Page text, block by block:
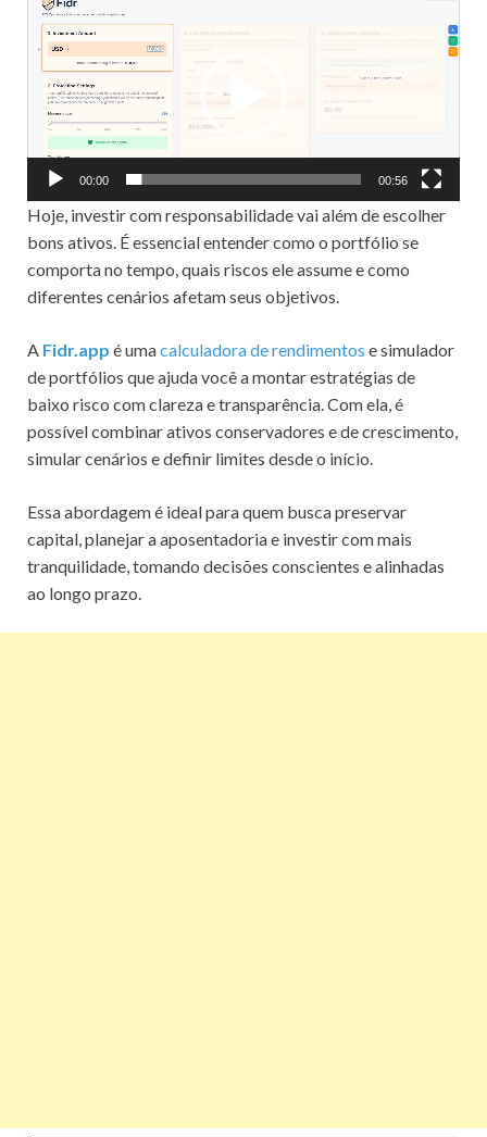
de
vídeo
00:00 00:56
Hoje, investir com responsabilidade vai além de escolher
bons ativos. É essencial entender como o portfólio se
comporta no tempo, quais riscos ele assume e como
diferentes cenários afetam seus objetivos.
A Fidr.app é umacalculadora de rendimentos e simulador
de portfólios que ajuda você a montar estratégias de
baixo risco com clareza e transparência. Com ela, é
possível combinar ativos conservadores e de crescimento,
simular cenários e definir limites desde o início.
Essa abordagem é ideal para quem busca preservar
capital, planejar a aposentadoria e investir com mais
tranquilidade, tomando decisões conscientes e alinhadas
ao longo prazo.